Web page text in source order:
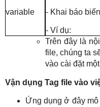
variable - Khai báo
- Ví dụ:
Trên đây là
file, chúng ta
vào cài đặt
Vận dụng Tag file vào
Ứng dụng ở đây